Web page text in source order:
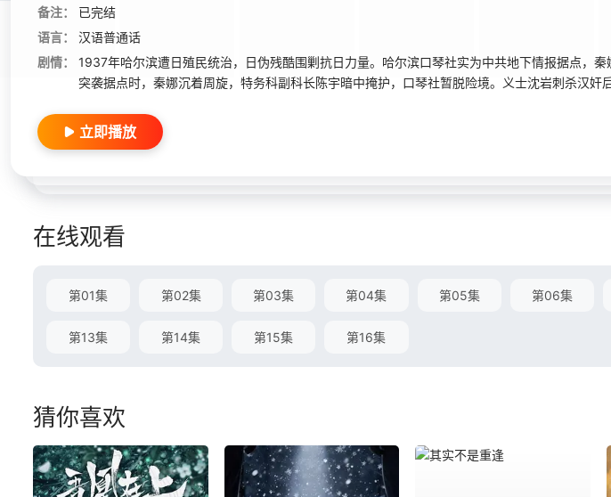
备注：
已完结
语言：
汉语普通话
剧情：
1937年哈尔滨遭日殖民统治，日伪残酷围剿抗日力量。哈尔滨口琴社实为中共地下情报据点，
突袭据点时，秦娜沉着周旋，特务科副科长陈宇暗中掩护，口琴社暂脱险境。义士沈岩刺杀汉奸
立即播放
在线观看
第01集 第02集 第03集 第04集 第05集 第06集
第13集 第14集 第15集 第16集
猜你喜欢